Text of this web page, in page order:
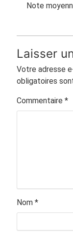
Note
Laisser
Votre adresse
obligatoires
Commentaire *
Nom *